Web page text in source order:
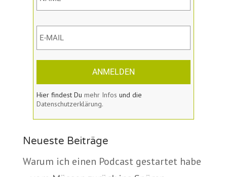
ANMELDEN
Hier findest Du mehr Infos und die
Datenschutzerklärung.
Neueste Beiträge
Warum ich einen Podcast gestartet habe